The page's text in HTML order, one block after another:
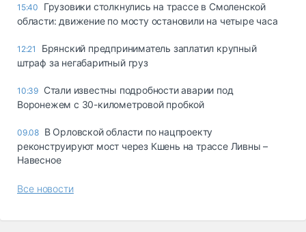
15:40
Грузовики столкнулись на трассе в Смоленской
области: движение по мосту остановили на четыре часа
12:21
Брянский предприниматель заплатил крупный
штраф за негабаритный груз
10:39 Стали известны подробности аварии под
Воронежем с 30-километровой пробкой
09.08 В Орловской области по нацпроекту
реконструируют мост через Кшень на трассе Ливны –
Навесное
Все новости